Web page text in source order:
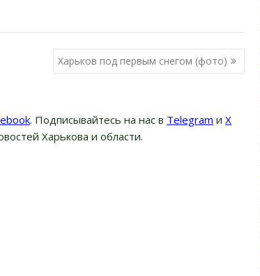
Харьков под первым снегом (фото)
. Подписывайтесь на нас в Telegram и Х
Харькова и области.